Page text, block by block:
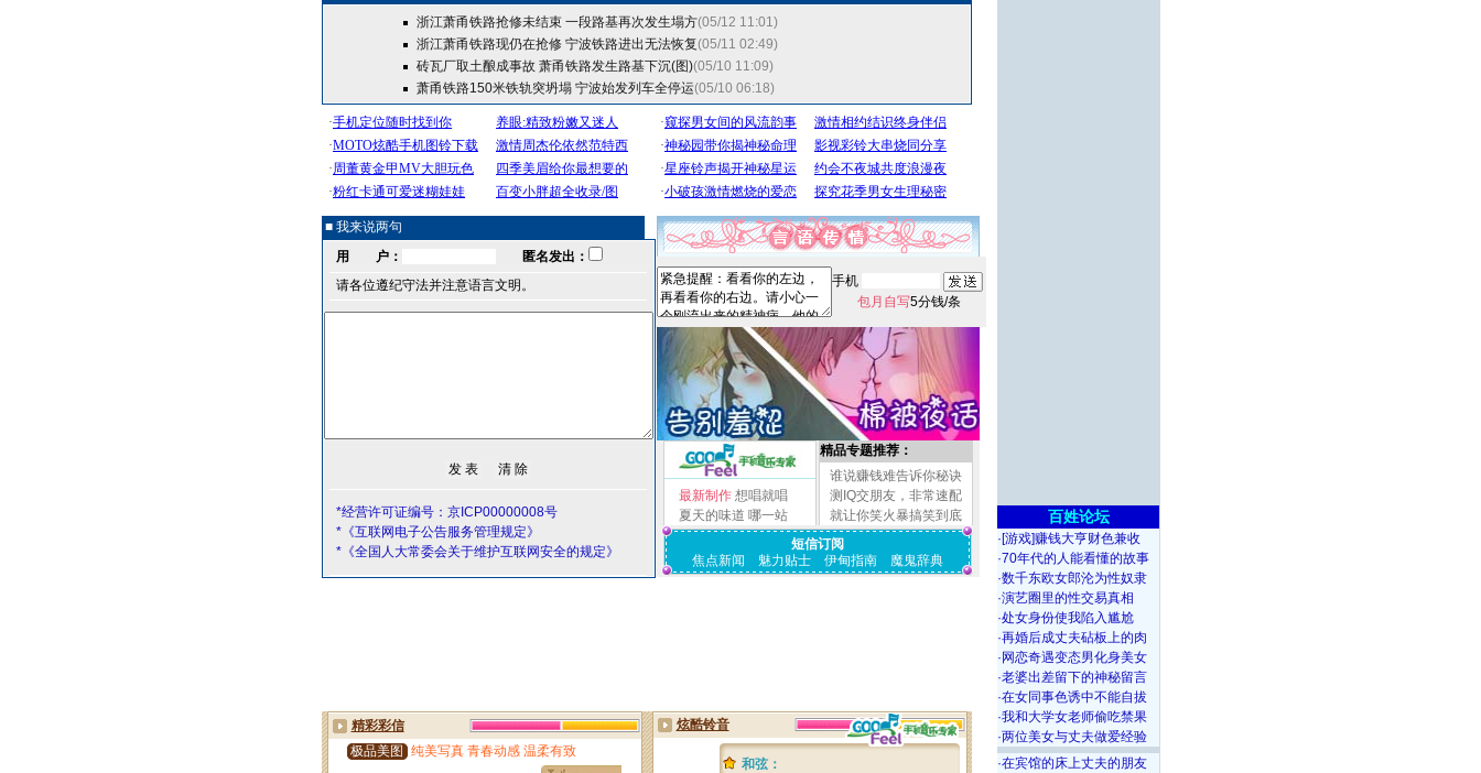
浙江萧甬铁路抢修未结束 一段路基再次发生塌方(05/12 11:01)
浙江萧甬铁路现仍在抢修 宁波铁路进出无法恢复(05/11 02:49)
砖瓦厂取土酿成事故 萧甬铁路发生路基下沉(图)(05/10 11:09)
萧甬铁路150米铁轨突坍塌 宁波始发列车全停运(05/10 06:18)
■ 我来说两句
用 户：
匿名发出：
请各位遵纪守法并注意语言文明。
*经营许可证编号：京ICP00000008号
*《互联网电子公告服务管理规定》
*《全国人大常委会关于维护互联网安全的规定》
手机
包月自写5分钱/条
最新制作 想唱就唱
夏天的味道 哪一站
精品专题推荐：
谁说赚钱难告诉你秘诀
测IQ交朋友，非常速配
就让你笑火暴搞笑到底
短信订阅
焦点新闻
魅力贴士 伊甸指南 魔鬼辞典
百姓论坛
· [游戏]赚钱大亨财色兼收
·70年代的人能看懂的故事
·数千东欧女郎沦为性奴隶
·演艺圈里的性交易真相
·处女身份使我陷入尴尬
·再婚后成丈夫砧板上的肉
· 网恋奇遇变态男化身美女
·老婆出差留下的神秘留言
·在女同事色诱中不能自拔
·我和大学女老师偷吃禁果
·两位美女与丈夫做爱经验
·在宾馆的床上丈夫的朋友